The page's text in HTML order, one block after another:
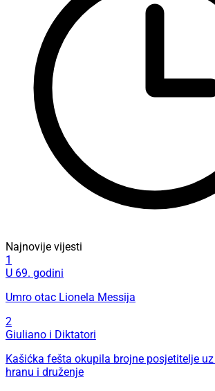
Najnovije vijesti
1
U 69. godini
Umro otac Lionela Messija
2
Giuliano i Diktatori
Kašićka fešta okupila brojne posjetitelje
hranu i druženje